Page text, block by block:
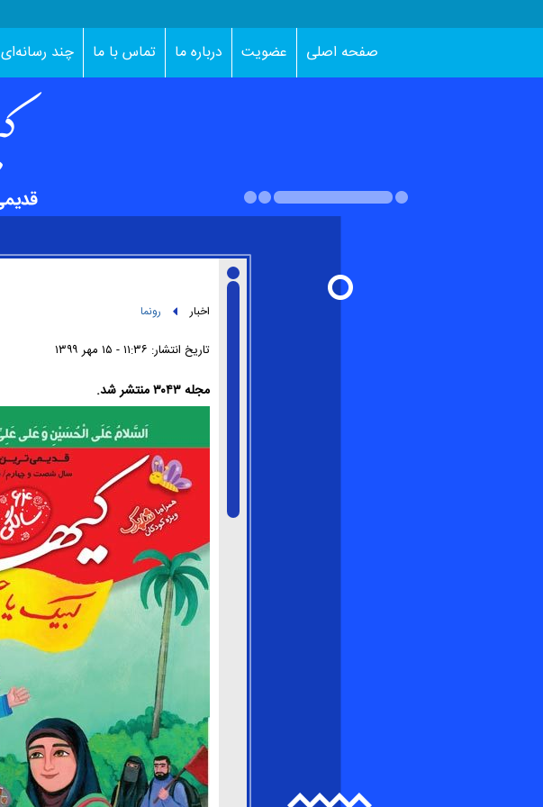
صفحه اصلی عضویت درباره ما تماس با ما چند رسانه‌ای
اخبار رونما
تاریخ انتشار: ۱۱:۳۶ - ۱۵ مهر ۱۳۹۹
مجله ۳۰۴۳ منتشر شد.